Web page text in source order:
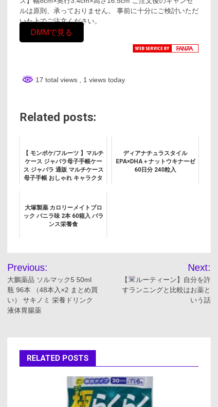
ルは原則、承っておりません。 事前に十分にご検討いただ
いた上でご注文ください。
DMMで見る
17 total views , 1 views today
Related posts:
【 モンポケ/フルーツ 】マルチ
ケース ジャバラ母子手帳ケー
ス ジャバラ 通販 マルチケース
母子手帳 おしゃれ キャラクタ
ディアナチュラスタイル
EPA×DHA＋ナットウキナーゼ
60日分 240粒入
大塚製薬 カロリーメイトブロ
ック バニラ味 2本 60箱入 バラ
ンス栄養食
投
稿
ナ
ー
Previous:
大鵬薬品 ソルマック5 50ml
瓶 96本 （48本入×2 まとめ買
い） サキノミ 栄養ドリンク
液体胃腸薬
Next:
【
ルーティーン】自分を許
すランニングと比較はお薬と
いう話
RELATED POSTS